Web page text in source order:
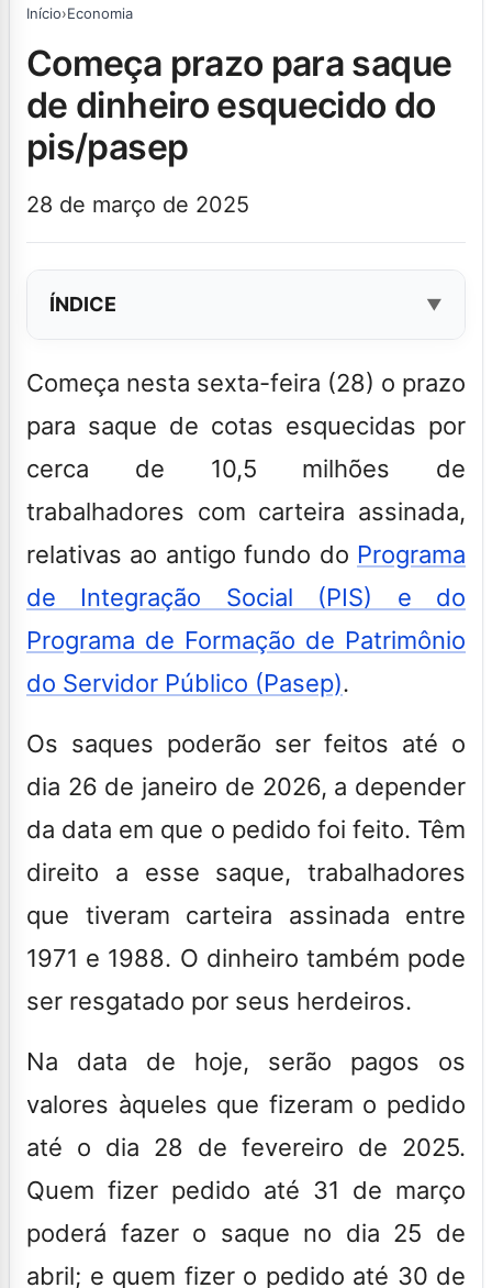
Início›Economia
começa prazo para saque
de dinheiro esquecido do
pis/pasep
28 de março de 2025
ÍNDICE
Começa nesta sexta-feira (28) o prazo
para saque de cotas esquecidas por
cerca de 10,5 milhões de
trabalhadores com carteira assinada,
relativas ao antigo fundo do Programa
de Integração Social (PIS) e do
Programa de Formação de Patrimônio
do Servidor Público (Pasep).
Os saques poderão ser feitos até o
dia 26 de janeiro de 2026, a depender
da data em que o pedido foi feito. Têm
direito a esse saque, trabalhadores
que tiveram carteira assinada entre
1971 e 1988. O dinheiro também pode
ser resgatado por seus herdeiros.
Na data de hoje, serão pagos os
valores àqueles que fizeram o pedido
até o dia 28 de fevereiro de 2025.
Quem fizer pedido até 31 de março
poderá fazer o saque no dia 25 de
abril; e quem fizer o pedido até 30 de